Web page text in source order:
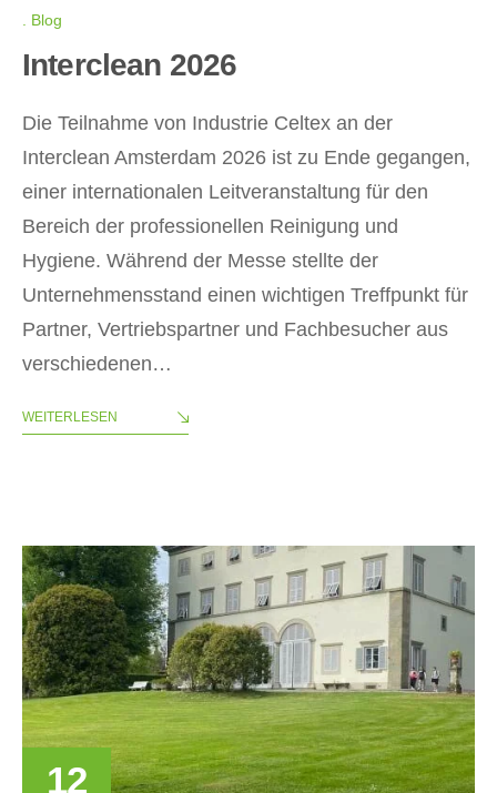
Blog
Interclean 2026
Die Teilnahme von Industrie Celtex an der
Interclean Amsterdam 2026 ist zu Ende gegangen,
einer internationalen Leitveranstaltung für den
Bereich der professionellen Reinigung und
Hygiene. Während der Messe stellte der
Unternehmensstand einen wichtigen Treffpunkt für
Partner, Vertriebspartner und Fachbesucher aus
verschiedenen…
WEITERLESEN
12